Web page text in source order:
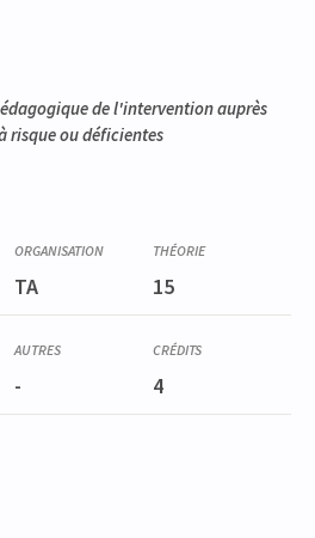
de l'intervention auprès
risque ou déficientes
et inclusion
TA 15
- 4